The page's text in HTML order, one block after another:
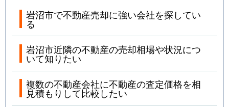
岩沼市で不動産売却に強い会社を探してい
る
岩沼市近隣の不動産の売却相場や状況につ
いて知りたい
複数の不動産会社に不動産の査定価格を相
見積もりして比較したい